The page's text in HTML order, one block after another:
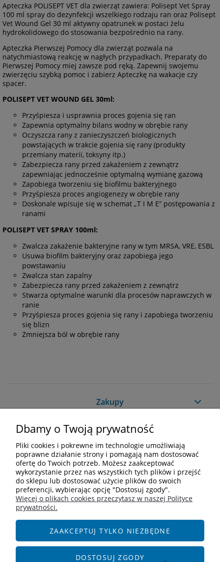
Apteczka POLISEPT VET dla zwierząt zawiera: Polisept Vet Spray
100 ml spray do dezynfekcji wszelkiego rodzaju ran oraz Polisept
Vet Wound Gel 30 ml aktywny opatrunek w postaci żelu
hydrokolidowego do stosowania bezpośrednio na rany.
Apteczka Pierwszej Pomocy dla zwierząt pozwala na
natychmiastową reakcję w nagłych przypadkach. Preparaty do
Pierwszej Pomocy miej zawsze pod ręką. Zapewnij swojemu
zwierzęciu szybką pomoc i zabierz Apteczkę na wakacje czy
spacer.
POLISEPT VET WOUND GEL 30ml:
Przyśpiesza i usprawnia proces gojenia się ran
Zapewnia optymalny bilans wodny w obrębie rany
Oczyszcza rany z zanieczyszczeń biologicznych
powstających w trakcie gojenia się rany (produkty
przemiany materii, toksyny itp.)
Zabezpiecza rany przed zakażeniem z zewnątrz
zapewniając jednocześnie optymalną wymianę gazową
Zapobiega tworzeniu się biofilmu bakteryjnego
Przyśpiesza proces angiogenezy w obrębie rany
Doskonale wpisuje się w schemat „T I M E” postępowania z
ranami
POLISEPT VET SPRAY 100ml:
Zwalcza zakażenie bakteryjne rany w tym MRSA, VRE, ESBL
Usuwa biofilm bakteryjny oraz zapobiega jego
powstawaniu
Zwalcza stan zapalny
Zabezpiecza rany przed zakażeniem z zewnątrz
Stwarza optymalne warunki dla procesów naprawczych w
ranie
Przyśpiesza proces gojenia się rany i zapobiega tworzeniu
się blizn
Zmniejsza ból w obrębie rany
Zakupy
Pomoc
Moje konto
Informacje
Kontakt
ul. Czereśniowa 18
Dbamy o Twoją prywatność
Pliki cookies i pokrewne im technologie umożliwiają
poprawne działanie strony i pomagają nam dostosować
ofertę do Twoich potrzeb. Możesz zaakceptować
wykorzystanie przez nas wszystkich tych plików i przejść
do sklepu lub dostosować użycie plików do swoich
preferencji, wybierając opcję "Dostosuj zgody".
Więcej o plikach cookies przeczytasz w naszej Polityce
prywatności.
ZAAKCEPTUJ TYLKO NIEZBĘDNE
DOSTOSUJ ZGODY